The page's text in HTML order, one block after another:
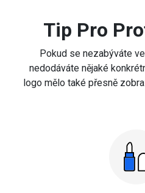
Tip Pro
Pokud se nezabýváte
nedodáváte nějaké
logo mělo také přesně